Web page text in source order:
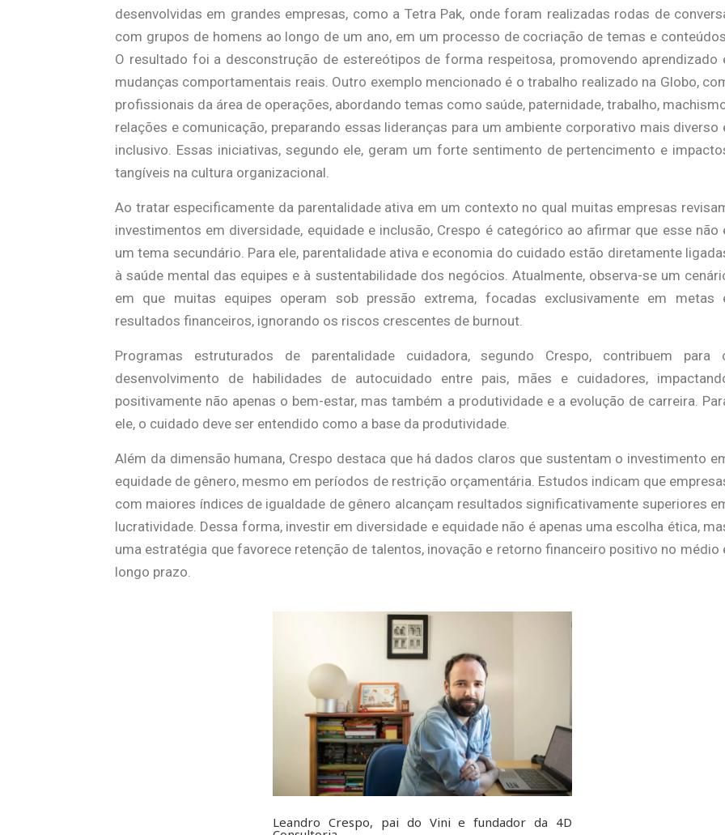
desenvolvidas em grandes empresas, como a Tetra Pak, onde foram realizadas rodas de
com grupos de homens ao longo de um ano, em um processo de cocriação de temas e
O resultado foi a desconstrução de estereótipos de forma respeitosa, promovendo aprendizado
mudanças comportamentais reais. Outro exemplo mencionado é o trabalho realizado na Globo,
profissionais da área de operações, abordando temas como saúde, paternidade, trabalho,
relações e comunicação, preparando essas lideranças para um ambiente corporativo mais diverso
inclusivo. Essas iniciativas, segundo ele, geram um forte sentimento de pertencimento e
tangíveis na cultura organizacional.
Ao tratar especificamente da parentalidade ativa em um contexto no qual muitas empresas
investimentos em diversidade, equidade e inclusão, Crespo é categórico ao afirmar que esse não
um tema secundário. Para ele, parentalidade ativa e economia do cuidado estão diretamente
à saúde mental das equipes e à sustentabilidade dos negócios. Atualmente, observa-se um
em que muitas equipes operam sob pressão extrema, focadas exclusivamente em metas
resultados financeiros, ignorando os riscos crescentes de burnout.
Programas estruturados de parentalidade cuidadora, segundo Crespo, contribuem para
desenvolvimento de habilidades de autocuidado entre pais, mães e cuidadores,
positivamente não apenas o bem-estar, mas também a produtividade e a evolução de carreira.
ele, o cuidado deve ser entendido como a base da produtividade.
Além da dimensão humana, Crespo destaca que há dados claros que sustentam o investimento
equidade de gênero, mesmo em períodos de restrição orçamentária. Estudos indicam que
com maiores índices de igualdade de gênero alcançam resultados significativamente superiores
lucratividade. Dessa forma, investir em diversidade e equidade não é apenas uma escolha ética,
uma estratégia que favorece retenção de talentos, inovação e retorno financeiro positivo no médio
longo prazo.
Leandro Crespo, pai do Vini e fundador da 4D